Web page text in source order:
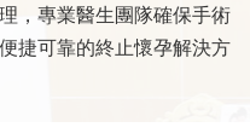
，專業醫生團隊確保手術
捷可靠的終止懷孕解決方